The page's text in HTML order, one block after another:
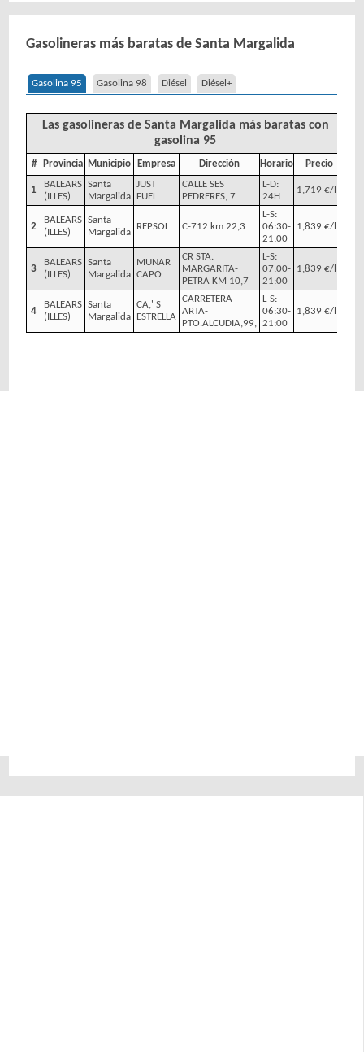
Gasolineras más baratas de Santa Margalida
Gasolina 95 Gasolina 98 Diésel Diésel+
Las gasolineras de Santa Margalida más baratas con
gasolina 95
# Provincia Municipio Empresa Dirección Horario Precio
1
BALEARS
(ILLES)
Santa
Margalida
JUST
FUEL
CALLE SES
PEDRERES, 7
L-D:
24H
1,719 €/l
2
BALEARS
(ILLES)
Santa
Margalida
REPSOL C-712 km 22,3
L-S:
06:30-
21:00
1,839 €/l
3
BALEARS
(ILLES)
Santa
Margalida
MUNAR
CAPO
CR STA.
MARGARITA-
PETRA KM 10,7
L-S:
07:00-
21:00
1,839 €/l
4
BALEARS
(ILLES)
Santa
Margalida
CA,' S
ESTRELLA
CARRETERA
ARTA-
PTO.ALCUDIA,99,
L-S:
06:30-
21:00
1,839 €/l